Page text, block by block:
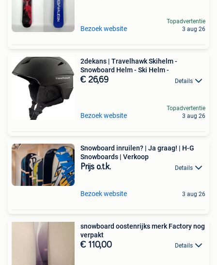
Bezoek website
Topadvertentie
3 aug 26
2dekans | Travelhawk Skihelm -
Snowboard Helm - Ski Helm -
€ 26,69 Details
Bezoek website
Topadvertentie
3 aug 26
Snowboard inruilen? | Ja graag! | H-G
Snowboards | Verkoop
Prijs o.t.k. Details
Bezoek website 3 aug 26
snowboard oostenrijks merk Factory nog
verpakt
€ 110,00 Details